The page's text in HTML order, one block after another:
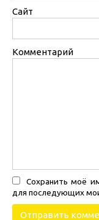
Сайт
Комментарий
Сохранить моё
для последующих